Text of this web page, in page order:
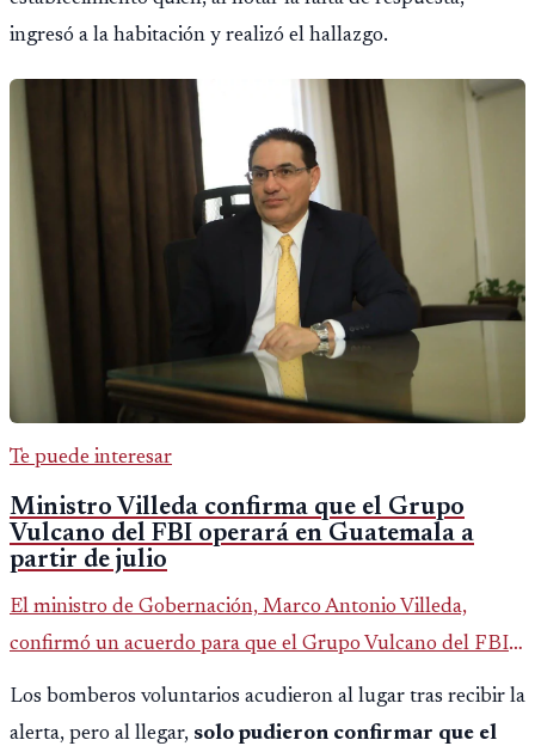
ingresó a la habitación y realizó el hallazgo.
Te puede interesar
Ministro Villeda confirma que el Grupo
Vulcano del FBI operará en Guatemala a
partir de julio
El ministro de Gobernación, Marco Antonio Villeda,
confirmó un acuerdo para que el Grupo Vulcano del FBI
opere en Guatemala a partir de julio, tras un intento
fallido con la administración anterior del Ministerio
Los bomberos voluntarios acudieron al lugar tras recibir la
alerta, pero al llegar, solo pudieron confirmar que el